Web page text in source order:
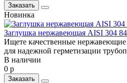
Заказать
Новинка
Заглушка нержавеющая AISI 304
Ищете качественные
для надежной герметизации
В наличии
0 р
Заказать